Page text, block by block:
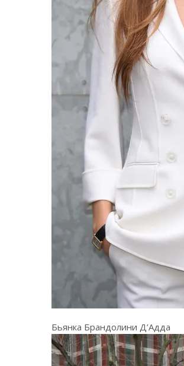
Бьянка Брандолини Д’Адда